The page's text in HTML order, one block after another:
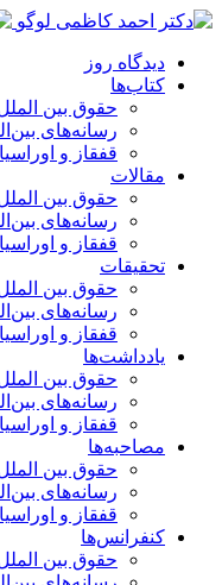
پرش
محتوا
دیدگاه روز
کتاب‌ها
حقوق بین
رسانه‌های
قفقاز و اوراسیا
مقالات
حقوق بین
رسانه‌های
قفقاز و اوراسیا
تحقیقات
حقوق بین
رسانه‌های
قفقاز و اوراسیا
یادداشت‌ها
حقوق بین
رسانه‌های
قفقاز و اوراسیا
مصاحبه‌ها
حقوق بین
رسانه‌های
قفقاز و اوراسیا
کنفرانس‌ها
حقوق بین